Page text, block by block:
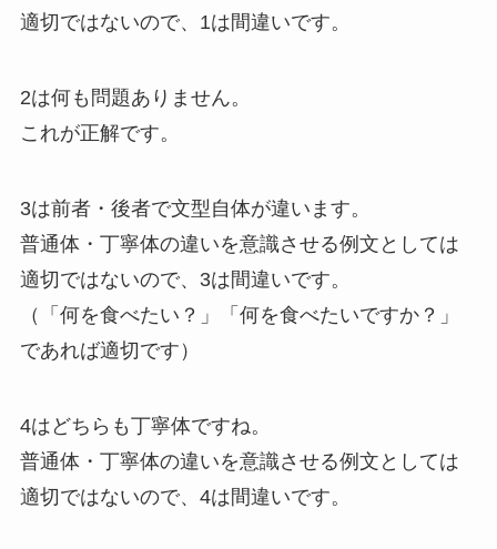
適切ではないので、1は間違いです。
2は何も問題ありません。
これが正解です。
3は前者・後者で文型自体が違います。
普通体・丁寧体の違いを意識させる例文としては
適切ではないので、3は間違いです。
（「何を食べたい？」「何を食べたいですか？」
であれば適切です）
4はどちらも丁寧体ですね。
普通体・丁寧体の違いを意識させる例文としては
適切ではないので、4は間違いです。